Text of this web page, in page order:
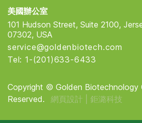
美國辦公室
101 Hudson Street, Suite 2100,
07302, USA
service@goldenbiotech.com
Tel: 1-(201)633-6433
Copyright © Golden Biotechnology
Reserved.
網頁設計 | 鉅潞科技